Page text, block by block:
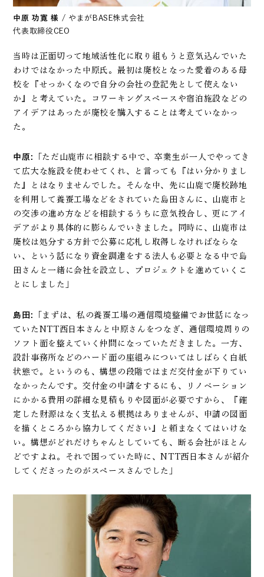
中原 功寛 様 / やまがBASE株式会社
代表取締役CEO
当時は正面切って地域活性化に取り組もうと意気込んでいた
わけではなかった中原氏。最初は廃校となった愛着のある母
校を『せっかくなので自分の会社の登記先として使えない
か』と考えていた。コワーキングスペースや宿泊施設などの
アイデアはあったが廃校を購入することは考えていなかっ
た。
中原: 「ただ山鹿市に相談する中で、卒業生が一人でやってき
て広大な施設を使わせてくれ、と言っても『はい分かりまし
た』とはなりませんでした。そんな中、先に山鹿で廃校跡地
を利用して養蚕工場などをされていた島田さんに、山鹿市と
の交渉の進め方などを相談するうちに意気投合し、更にアイ
デアがより具体的に膨らんでいきました。同時に、山鹿市は
廃校は処分する方針で公募に応札し取得しなければならな
い、という話になり資金調達をする法人も必要となる中で島
田さんと一緒に会社を設立し、プロジェクトを進めていくこ
とにしました」
島田: 「まずは、私の養蚕工場の通信環境整備でお世話になっ
ていたNTT西日本さんと中原さんをつなぎ、通信環境周りの
ソフト面を整えていく仲間になっていただきました。一方、
設計事務所などのハード面の座組みについてはしばらく白紙
状態で。というのも、構想の段階ではまだ交付金が下りてい
なかったんです。交付金の申請をするにも、リノベーション
にかかる費用の詳細な見積もりや図面が必要ですから、『確
定した財源はなく支払える根拠はありませんが、申請の図面
を描くところから協力してください』と頼まなくてはいけな
い。構想がどれだけちゃんとしていても、断る会社がほとん
どですよね。それで困っていた時に、NTT西日本さんが紹介
してくださったのがスペースさんでした」